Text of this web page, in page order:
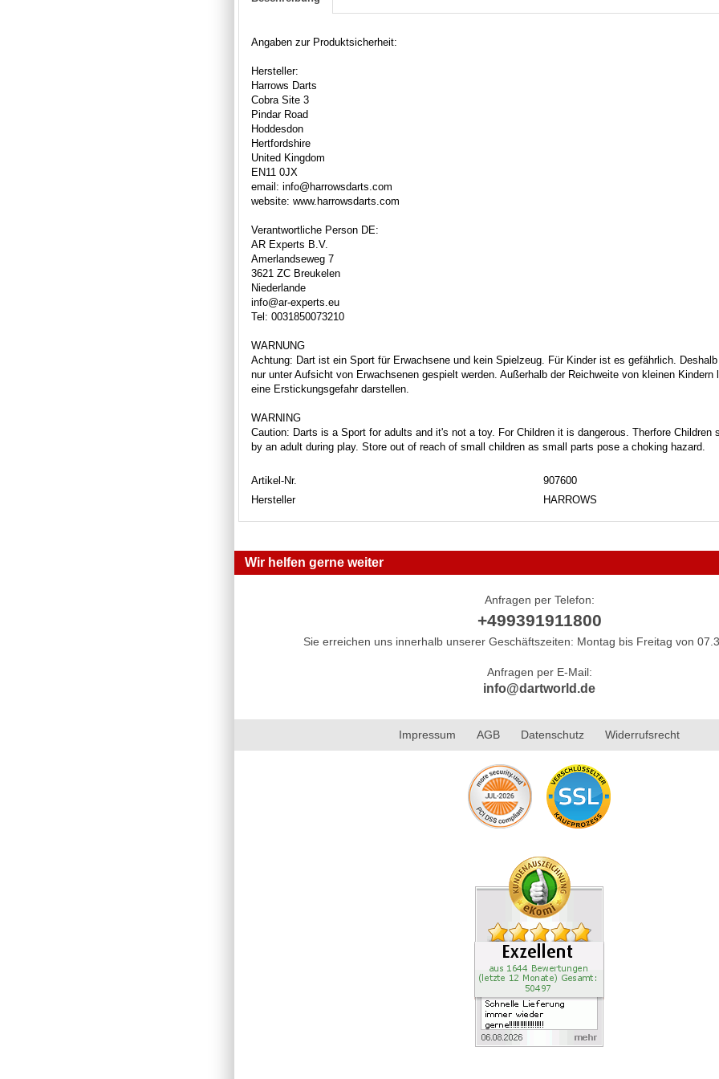
Angaben zur Produktsicherheit:
Hersteller:
Harrows Darts
Cobra Site 3
Pindar Road
Hoddesdon
Hertfordshire
United Kingdom
EN11 0JX
email: info@harrowsdarts.com
website: www.harrowsdarts.com
Verantwortliche Person DE:
AR Experts B.V.
Amerlandseweg 7
3621 ZC Breukelen
Niederlande
info@ar-experts.eu
Tel: 0031850073210
WARNUNG
Achtung: Dart ist ein Sport für Erwachsene und kein Spielzeug. Für Kinder ist es gefährlich.
nur unter Aufsicht von Erwachsenen gespielt werden. Außerhalb der Reichweite von kleinen Kindern
eine Erstickungsgefahr darstellen.
WARNING
Caution: Darts is a Sport for adults and it's not a toy. For Children it is dangerous. Therfore Children
by an adult during play. Store out of reach of small children as small parts pose a choking hazard.
Artikel-Nr.
907600
Hersteller
HARROWS
Wir helfen gerne weiter
Anfragen per Telefon:
+499391911800
Sie erreichen uns innerhalb unserer Geschäftszeiten: Montag bis Freitag von
Anfragen per E-Mail:
info@dartworld.de
Impressum AGB Datenschutz Widerrufsrecht